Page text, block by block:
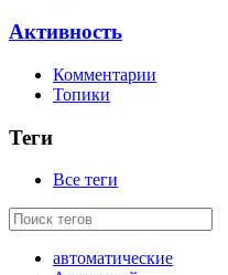
Активность
Комментарии
Топики
Теги
Все теги
автоматические